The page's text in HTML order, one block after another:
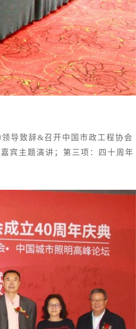
导致辞&召开中国市政工程协会
宾主题演讲；第三项：四十周年